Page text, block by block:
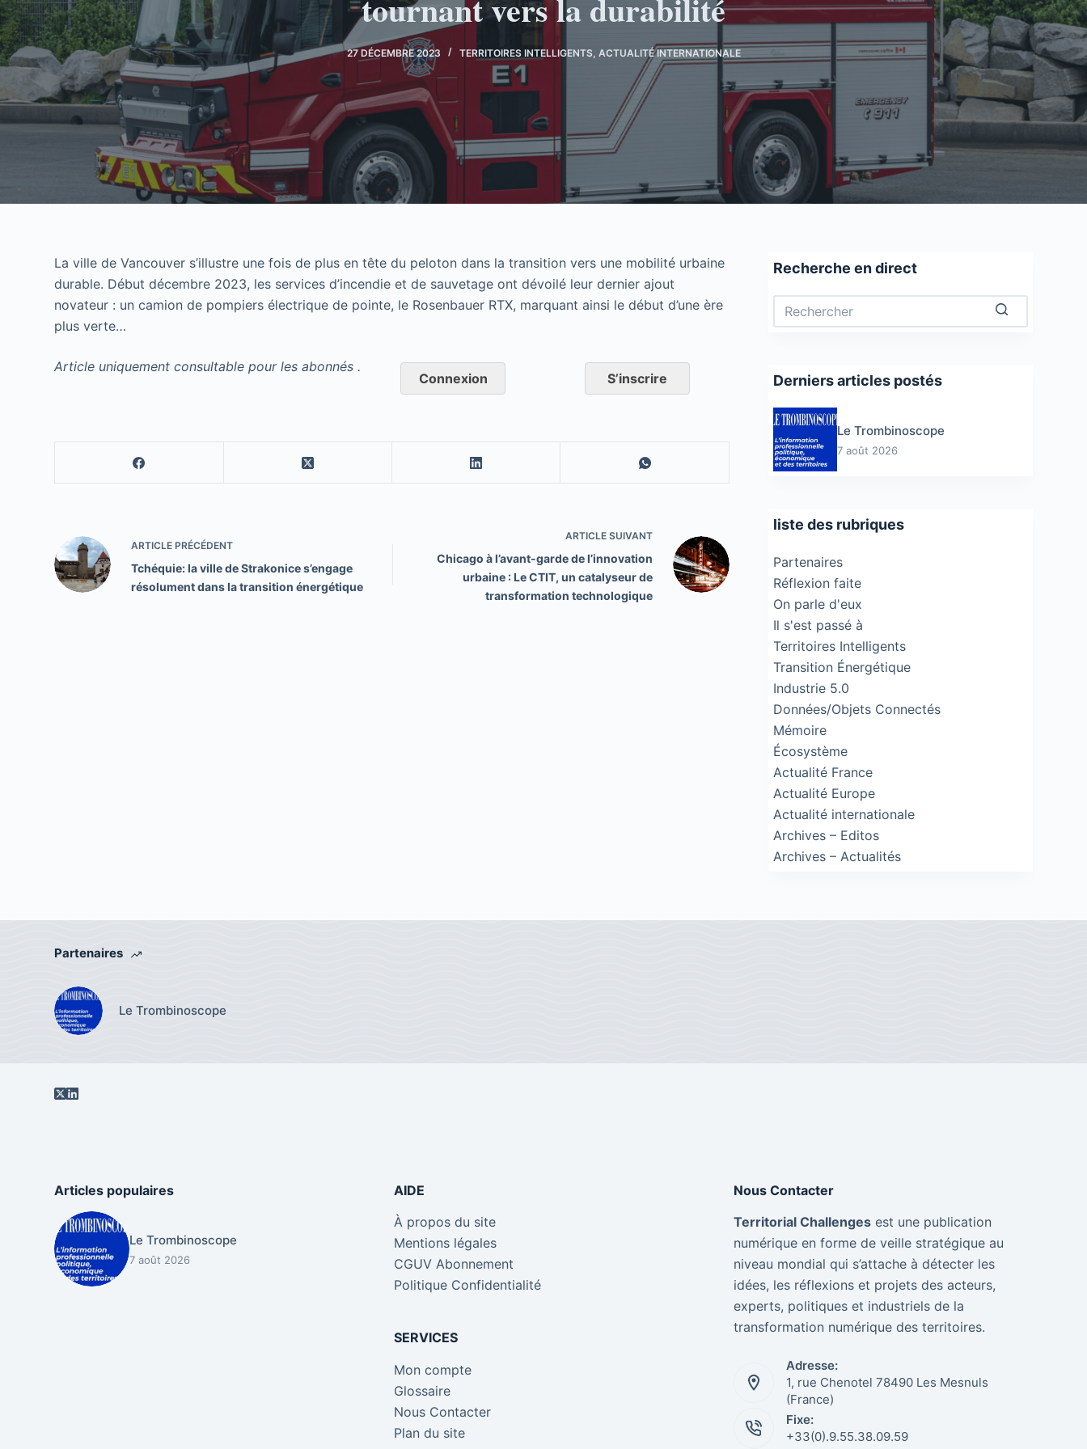
27 DÉCEMBRE 2023 TERRITOIRES INTELLIGENTS, ACTUALITÉ INTERNATIONALE
La ville de Vancouver s’illustre une fois de plus en tête du peloton dans la transition vers une mobilité urbaine
durable. Début décembre 2023, les services d’incendie et de sauvetage ont dévoilé leur dernier ajout
novateur : un camion de pompiers électrique de pointe, le Rosenbauer RTX, marquant ainsi le début d’une ère
plus verte…
Article uniquement consultable pour les abonnés .
Connexion S’inscrire
ARTICLE PRÉCÉDENT
Tchéquie: la ville de Strakonice s’engage
résolument dans la transition énergétique
ARTICLESUIVANT
Chicago à l’avant-garde de l’innovation
urbaine : Le CTIT, un catalyseur de
transformation technologique
Recherche en direct
Derniers articles postés
Le Trombinoscope
7 août 2026
liste des rubriques
Partenaires
Réflexion faite
On parle d'eux
Il s'est passé à
Territoires Intelligents
Transition Énergétique
Industrie 5.0
Données/Objets Connectés
Mémoire
Écosystème
Actualité France
Actualité Europe
Actualité internationale
Archives – Editos
Archives – Actualités
Partenaires
Le Trombinoscope
Articles populaires
Le Trombinoscope
7 août 2026
AIDE
À propos du site
Mentions légales
CGUV Abonnement
Politique Confidentialité
SERVICES
Mon compte
Glossaire
Nous Contacter
Plan du site
Nous Contacter
Territorial Challengesest une publication
numérique en forme de veille stratégique au
niveau mondial qui s’attache à détecter les
idées, les réflexions et projets des acteurs,
experts, politiques et industriels de la
transformation numérique des territoires.
Adresse:
1, rue Chenotel 78490 Les Mesnuls
(France)
Fixe:
+33(0).9.55.38.09.59